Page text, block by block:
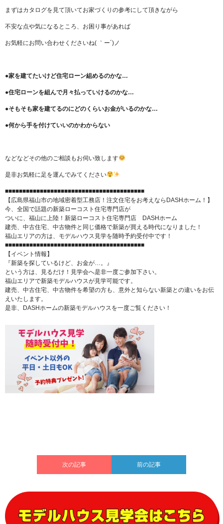
まずはカタログを見て頂いてお家づくりの参考にして頂きながら
不安な点や気になるところ、お困り事があれば
お気軽にお問い合わせくださいね( ｀ー´)ノ
●家を建てたいけど住宅ローン組めるのかな…
●住宅ローンを組んで月々払っていけるのかな…
●そもそも家を建てるのにどのくらいお金がいるのかな…
●何から手を付けていいのかわからない
などなどその他のご相談もお伺い致します
是非お気軽に足を運んでみてください
■■■■■■■■■■■■■■■■■■■■■■■■■■■■■■■■■■■■■■■■
【広島県福山市の地域密着型工務店！注文住宅をお考えならDASHホーム！】
今、全国で話題の新築ローコスト住宅専門店が
ついに、福山に上陸！新築ローコスト住宅専門店 DASHホーム
建売、中古住宅、中古物件と同じ価格で新築が買える時代になりました！
福山エリアの方は、モデルハウス見学を随時予約受付中です！
■■■■■■■■■■■■■■■■■■■■■■■■■■■■■■■■■■■■■■■■
【イベント情報】
『新築を探しているけど、お金が…。』
という方は、見るだけ！見学会へ是非一度ご参加下さい。
福山エリアで新築モデルハウスが見学可能です。
建売、中古住宅、中古物件を希望の方も、意外と知らない新築との違いをお伝
えいたします。
是非、DASHホームの新築モデルハウスを一度ご覧ください！
次の記事 前の記事